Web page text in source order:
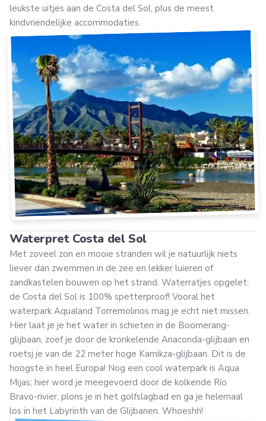
leukste uitjes aan de Costa del Sol, plus de meest
kindvriendelijke accommodaties.
Waterpret Costa del Sol
Met zoveel zon en mooie stranden wil je natuurlijk niets
liever dan zwemmen in de zee en lekker luieren of
zandkastelen bouwen op het strand. Waterratjes opgelet:
de Costa del Sol is 100% spetterproof! Vooral het
waterpark Aqualand Torremolinos mag je echt niet missen.
Hier laat je je het water in schieten in de Boomerang-
glijbaan, zoef je door de kronkelende Anaconda-glijbaan en
roetsj je van de 22 meter hoge Kamikza-glijbaan. Dit is de
hoogste in heel Europa! Nog een cool waterpark is Aqua
Mijas; hier word je meegevoerd door de kolkende Río
Bravo-rivier, plons je in het golfslagbad en ga je helemaal
los in het Labyrinth van de Glijbanen. Whoeshh!